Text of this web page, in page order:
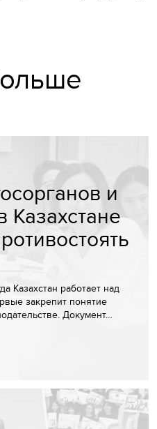
и
Казахстане
Казахстан работает над
закрепит понятие
Документ…